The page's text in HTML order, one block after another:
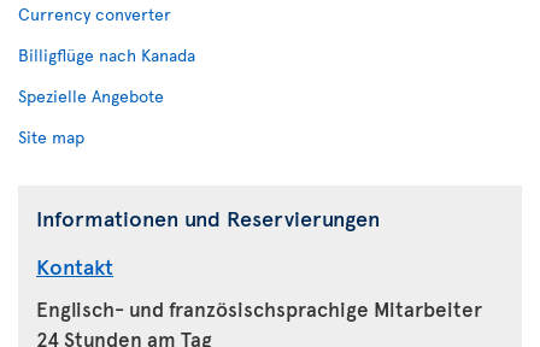
Currency converter
Billigflüge nach Kanada
Spezielle Angebote
Site map
Informationen und Reservierungen
Kontakt
Englisch- und französischsprachige Mitarbeiter
24 Stunden am Tag